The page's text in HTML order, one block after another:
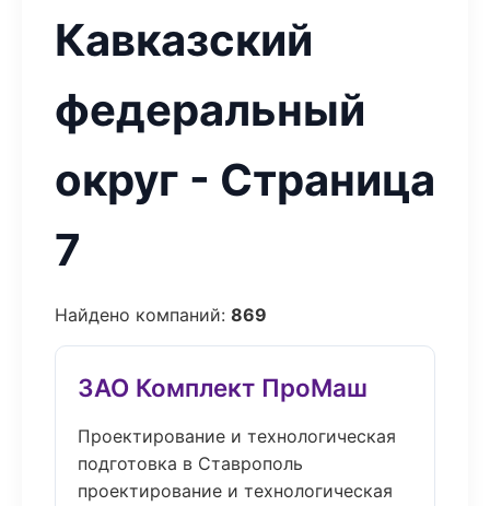
Кавказский
федеральный
округ - Страница
7
Найдено компаний: 869
ЗАО Комплект ПроМаш
Проектирование и технологическая
подготовка в Ставрополь
проектирование и технологическая